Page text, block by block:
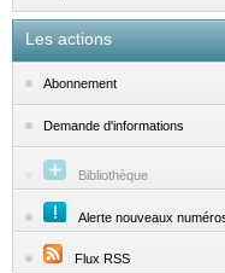
Les actions
Abonnement
Demande d'informations
Bibliothèque
Alerte nouveaux
Flux RSS